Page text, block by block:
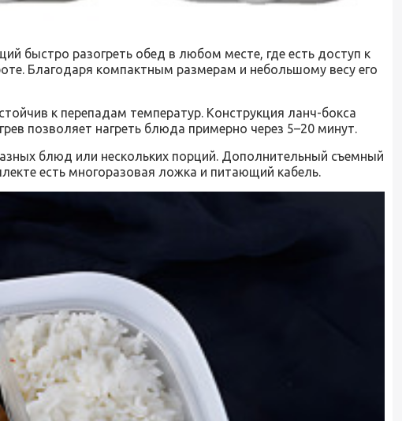
быстро разогреть обед в любом месте, где есть доступ к
Благодаря компактным размерам и небольшому весу его
к перепадам температур. Конструкция ланч-бокса
позволяет нагреть блюда примерно через 5–20 минут.
блюд или нескольких порций. Дополнительный съемный
есть многоразовая ложка и питающий кабель.